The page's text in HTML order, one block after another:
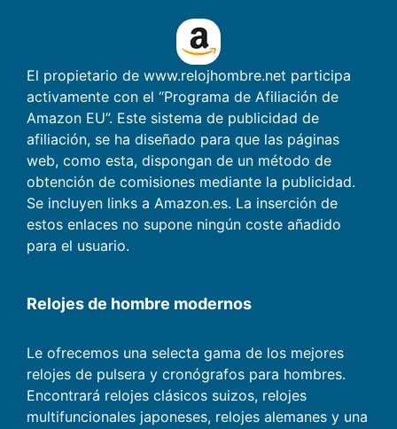
El propietario de www.relojhombre.net participa
activamente con el “Programa de Afiliación de
Amazon EU”. Este sistema de publicidad de
afiliación, se ha diseñado para que las páginas
web, como esta, dispongan de un método de
obtención de comisiones mediante la publicidad.
Se incluyen links a Amazon.es. La inserción de
estos enlaces no supone ningún coste añadido
para el usuario.
Relojes de hombre modernos
Le ofrecemos una selecta gama de los mejores
relojes de pulsera y cronógrafos para hombres.
Encontrará relojes clásicos suizos, relojes
multifuncionales japoneses, relojes alemanes y una